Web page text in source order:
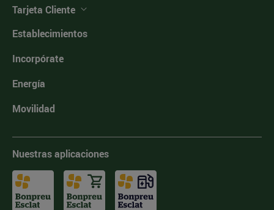
Tarjeta Cliente
Establecimientos
Incorpórate
Energía
Movilidad
Nuestras aplicaciones